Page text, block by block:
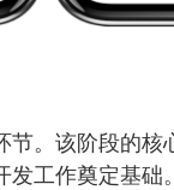
节。该阶段的
发工作奠定基础